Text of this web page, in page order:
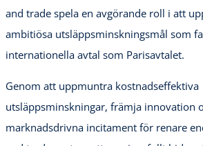
and trade spela en avgörande roll i att
ambitiösa utsläppsminskningsmål som
internationella avtal som Parisavtalet.
Genom att uppmuntra kostnadseffektiva
utsläppsminskningar, främja innovation
marknadsdrivna incitament för renare